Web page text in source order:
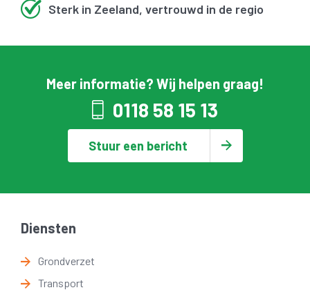
Sterk in Zeeland, vertrouwd in de regio
Meer informatie? Wij helpen graag!
0118 58 15 13
Stuur een bericht
Diensten
Grondverzet
Transport